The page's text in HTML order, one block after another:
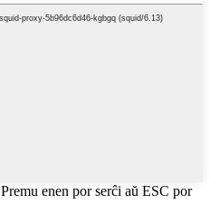
Premu enen por serĉi aŭ ESC por